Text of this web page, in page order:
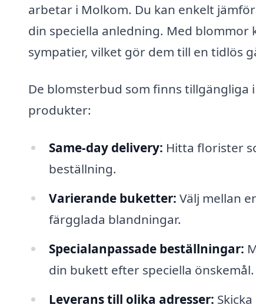
arbetar i Molkom. Du kan enkelt
din speciella anledning. Med
sympatier, vilket gör dem till en tidlös
De blomsterbud som finns
produkter:
Same-day delivery: Hitta florister
beställning.
Varierande buketter: Välj mellan
färgglada blandningar.
Specialanpassade beställningar:
din bukett efter speciella önskemål.
Leverans till olika adresser: